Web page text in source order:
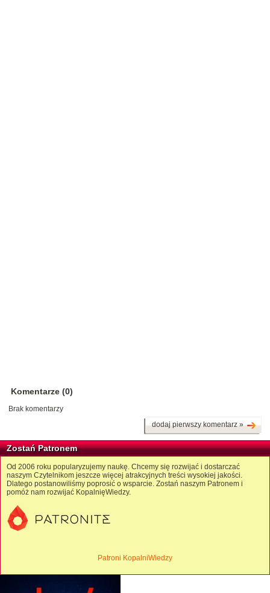
Komentarze (0)
Brak komentarzy
dodaj pierwszy komentarz »
Zostań Patronem
Od 2006 roku popularyzujemy naukę. Chcemy się rozwijać i dostarczać
naszym Czytelnikom jeszcze więcej atrakcyjnych treści wysokiej jakości.
Dlatego postanowiliśmy poprosić o wsparcie. Zostań naszym Patronem i
pomóż nam rozwijać KopalnięWiedzy.
Patroni KopalniWiedzy